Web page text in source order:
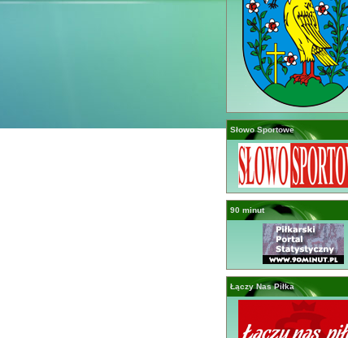
Słowo Sportowe
90 minut
Łączy Nas Piłka